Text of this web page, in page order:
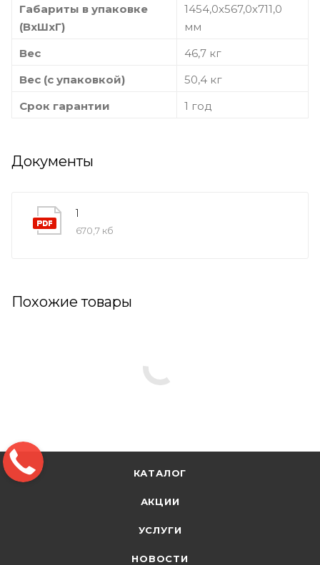
Габариты в упаковке
(ВхШхГ)
1454,0х567,0х711,0
мм
Вес
46,7 кг
Вес (с упаковкой)
50,4 кг
Срок гарантии
1 год
Документы
1
670,7 кб
Похожие товары
КАТАЛОГ
АКЦИИ
УСЛУГИ
НОВОСТИ